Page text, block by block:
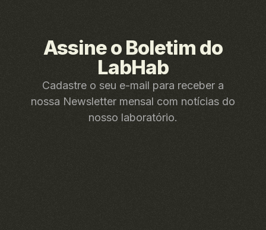
Assine o Boletim do
LabHab
Cadastre o seu e-mail para receber a
nossa Newsletter mensal com notícias do
nosso laboratório.